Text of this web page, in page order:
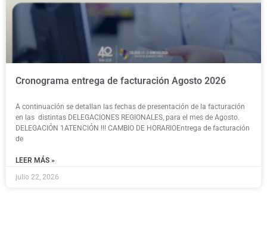
Cronograma entrega de facturación Agosto 2026
A continuación se detallan las fechas de presentación de la facturación
en las distintas DELEGACIONES REGIONALES, para el mes de Agosto.
DELEGACIÓN 1ATENCIÓN !!! CAMBIO DE HORARIOEntrega de facturación
de
LEER MÁS »
julio 22, 2026